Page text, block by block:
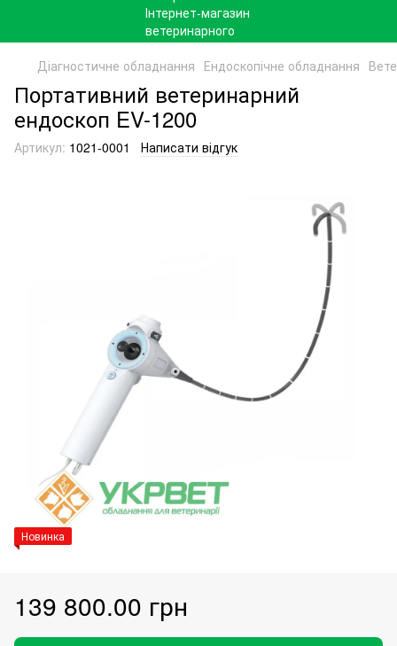
Діагностичне обладнання Ендоскопічне обладнання
Портативний ветеринарний
ендоскоп EV-1200
Артикул: 1021-0001 Написати відгук
Новинка
139 800.00 грн